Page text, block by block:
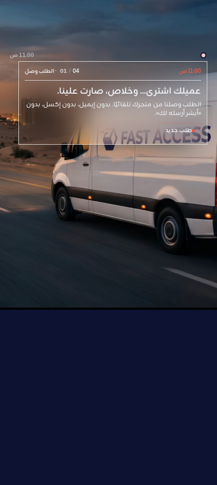
11:00 ص 01 / 04
·الطلب وصل
عميلك اشترى... وخلاص، صارت علينا.
الطلب وصلنا من متجرك تلقائيًا. بدون إيميل، بدون إكسل، بدون
«أبشر أرسله لك».
طلب جديد
11:00 ص